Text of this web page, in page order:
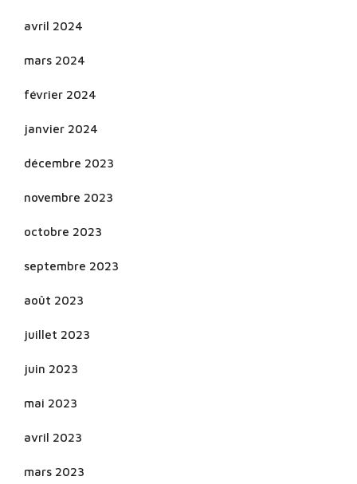
avril 2024
mars 2024
février 2024
janvier 2024
décembre 2023
novembre 2023
octobre 2023
septembre 2023
août 2023
juillet 2023
juin 2023
mai 2023
avril 2023
mars 2023